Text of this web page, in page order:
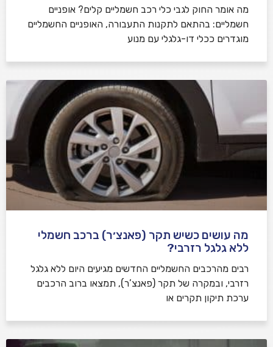
מה אומר החוק לגבי כלי רכב חשמליים קלים? אופניים
חשמליים: בהתאם לתקנות התעבורה, האופניים החשמליים
מוגדרים ככלי דו-גלגלי עם מנוע
מה עושים כשיש תקר (פאנצ׳ר) ברכב חשמלי
ללא גלגל רזרבי?
רבים מהרכבים החשמליים החדשים מגיעים היום ללא גלגל
רזרבי, ובמקרה של תקר (פאנצ’ר), תמצאו ברוב הרכבים
ערכת תיקון תקרים או